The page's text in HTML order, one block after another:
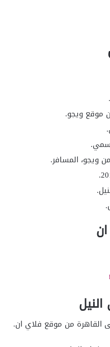
موقع ويجو.
ويجو، المسافر.
القاهرة من موقع فلاي ان.